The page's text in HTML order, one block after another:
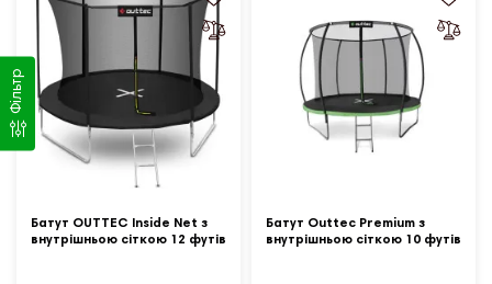
Фільтр
Батут OUTTEC Inside Net з
внутрішньою сіткою 12 футів
Батут Outtec Premium з
внутрішньою сіткою 10 футів